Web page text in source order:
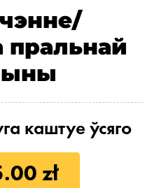
пральнай
каштуе ўсяго
zł